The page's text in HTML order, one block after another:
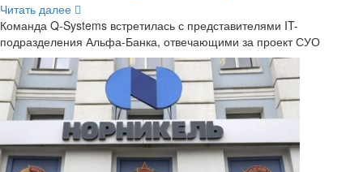
Чи­тать далее
Ко­ман­да Q-​Systems встре­ти­лась с пред­ста­ви­те­ля­ми IT-​
подразделения Альфа-​Банка, от­ве­ча­ю­щи­ми за про­ект СУО